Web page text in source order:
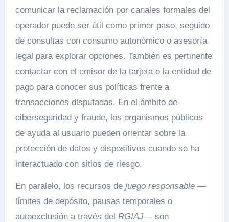
comunicar la reclamación por canales formales del
operador puede ser útil como primer paso, seguido
de consultas con consumo autonómico o asesoría
legal para explorar opciones. También es pertinente
contactar con el emisor de la tarjeta o la entidad de
pago para conocer sus políticas frente a
transacciones disputadas. En el ámbito de
ciberseguridad y fraude, los organismos públicos
de ayuda al usuario pueden orientar sobre la
protección de datos y dispositivos cuando se ha
interactuado con sitios de riesgo.
En paralelo, los recursos de juego responsable—
límites de depósito, pausas temporales o
autoexclusión a través del RGIAJ— son